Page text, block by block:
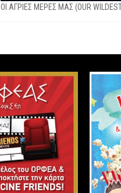
ΟΙ ΑΓΡΙΕΣ ΜΕΡΕΣ ΜΑΣ (OUR